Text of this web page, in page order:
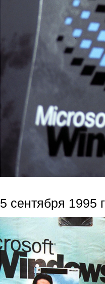
5 сентября 1995